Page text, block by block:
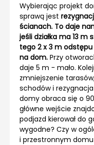
Wybierając projekt
sprawą jest
ścianach. To daje
jeśli działka ma 13
tego 2 x 3 m
na dom. Przy
daje 5 m - mało.
zmniejszenie
schodów i
domy obraca się o
główne wejście
podjazd kierował do
wygodne? Czy w
i przestronnym domu